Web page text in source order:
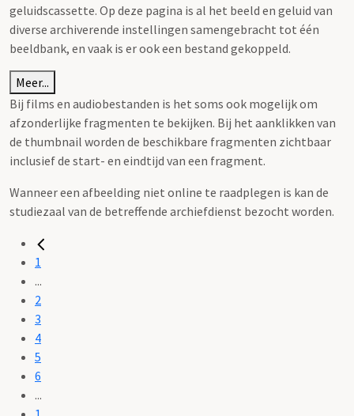
geluidscassette. Op deze pagina is al het beeld en geluid van
diverse archiverende instellingen samengebracht tot één
beeldbank, en vaak is er ook een bestand gekoppeld.
Meer...
Bij films en audiobestanden is het soms ook mogelijk om
afzonderlijke fragmenten te bekijken. Bij het aanklikken van
de thumbnail worden de beschikbare fragmenten zichtbaar
inclusief de start- en eindtijd van een fragment.
Wanneer een afbeelding niet online te raadplegen is kan de
studiezaal van de betreffende archiefdienst bezocht worden.
1
...
2
3
4
5
6
...